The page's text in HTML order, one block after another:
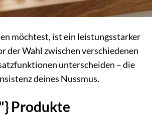
möchtest, ist ein leistungsstarker
der Wahl zwischen verschiedenen
unterscheiden – die
deines Nussmus.
Produkte